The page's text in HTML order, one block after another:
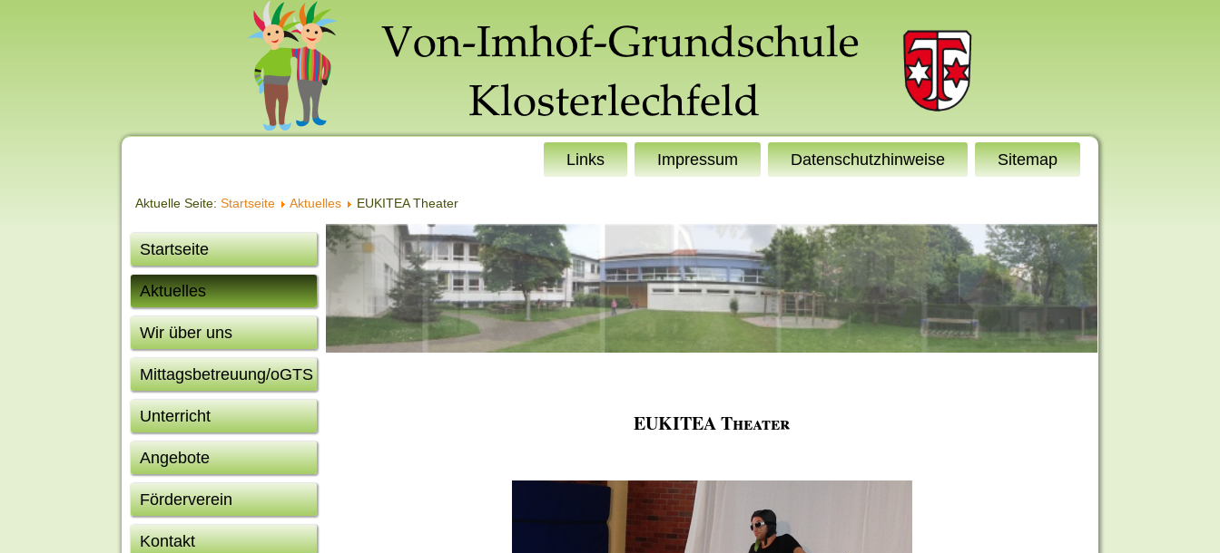
Links Impressum Datenschutzhinweise Sitemap
Aktuelle Seite:Startseite Aktuelles EUKITEA Theater
Startseite
Aktuelles
Wir über uns
Mittagsbetreuung/oGTS
Unterricht
Angebote
Förderverein
Kontakt
EUKITEA Theater